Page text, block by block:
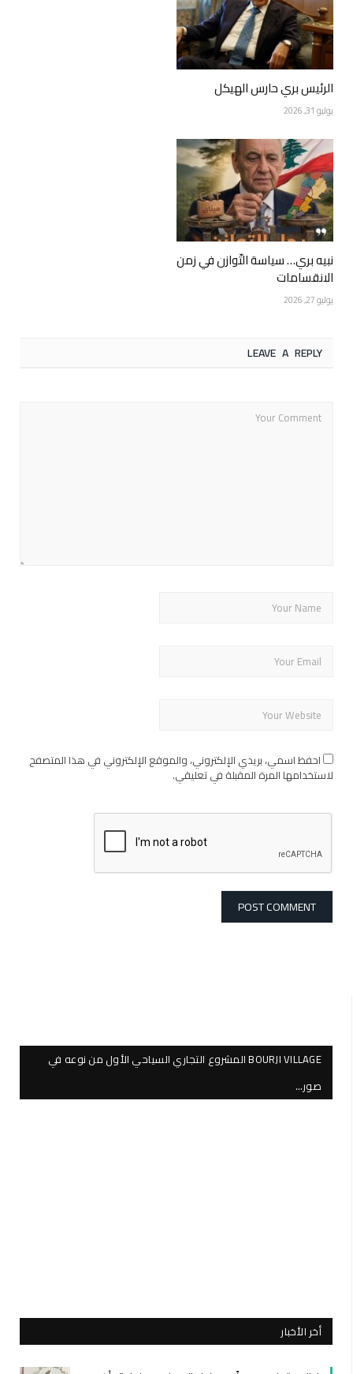
الرئيس بري حارس الهيكل
يوليو 31, 2026
نبيه بري… سياسة التّوازن في زمن
الانقسامات
يوليو 27, 2026
LEAVE A REPLY
احفظ اسمي، بريدي الإلكتروني، والموقع الإلكتروني في هذا المتصفح
لاستخدامها المرة المقبلة في تعليقي.
BOURJI VILLAGE المشروع التجاري السياحي الأول من نوعه في
صور…
أخر الأخبار